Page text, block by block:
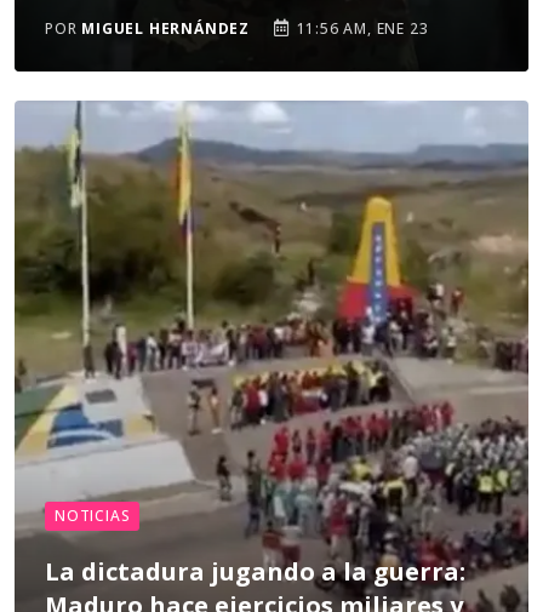
POR MIGUEL HERNÁNDEZ 11:56 AM, ENE 23
NOTICIAS
La dictadura jugando a la guerra:
Maduro hace ejercicios miliares y